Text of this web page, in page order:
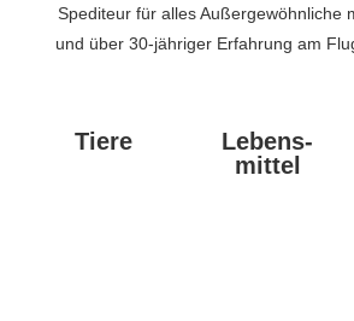
Spediteur für alles Außergewöhnliche
und über 30-jähriger Erfahrung am
Tiere
Lebens-
mittel